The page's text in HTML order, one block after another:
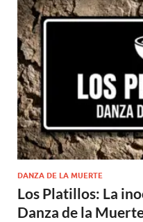
DANZA DE LA MUERTE
Los Platillos: La
Danza de la